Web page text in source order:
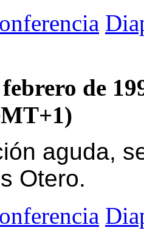
de
aguda,
Otero.